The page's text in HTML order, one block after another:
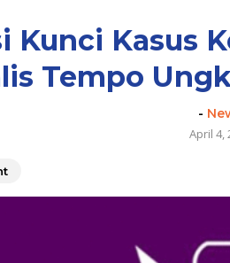
Kunci Kasus
Tempo
-
April 4,